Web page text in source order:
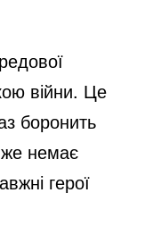
війни. Це
боронить
немає
герої